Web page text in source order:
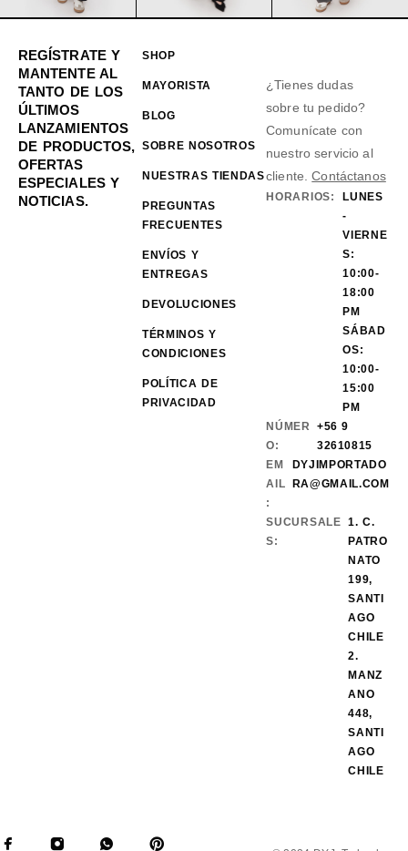
REGÍSTRATE Y
MANTENTE AL
TANTO DE LOS
ÚLTIMOS
LANZAMIENTOS
DE PRODUCTOS,
OFERTAS
ESPECIALES Y
NOTICIAS.
SHOP
MAYORISTA
BLOG
SOBRE NOSOTROS
NUESTRAS TIENDAS
PREGUNTAS
FRECUENTES
ENVÍOS Y
ENTREGAS
DEVOLUCIONES
TÉRMINOS Y
CONDICIONES
POLÍTICA DE
PRIVACIDAD
¿Tienes dudas
sobre tu pedido?
Comunícate con
nuestro servicio al
cliente.Contáctanos
HORARIOS:
LUNES
-
VIERNE
S:
10:00-
18:00
PM
SÁBAD
OS:
10:00-
15:00
PM
NÚMER
O:
+56 9
32610815
EM
AIL
:
DYJIMPORTADO
RA@GMAIL.COM
SUCURSALE
S:
1. C.
PATRO
NATO
199,
SANTI
AGO
CHILE
2.
MANZ
ANO
448,
SANTI
AGO
CHILE